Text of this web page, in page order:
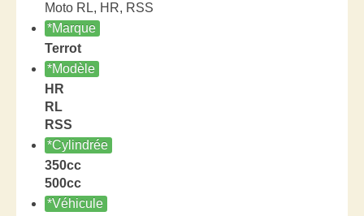
Moto RL, HR, RSS
*Marque
Terrot
*Modèle
HR
RL
RSS
*Cylindrée
350cc
500cc
*Véhicule